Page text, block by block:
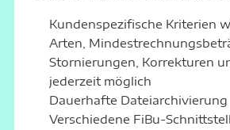
Kundenspezifische Kriterien
Arten,
Stornierungen, Korrekturen
jederzeit möglich
Dauerhafte Dateiarchivierung
Verschiedene FiBu-